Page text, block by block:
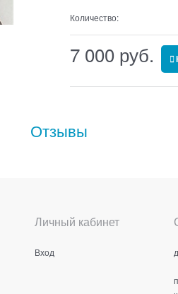
Количество:
7 000 руб.
Отзывы
Личный кабинет
Вход